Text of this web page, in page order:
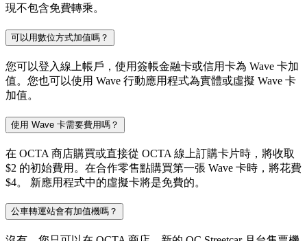
現不包含免費轉乘。
可以用數位方式加值嗎？
您可以登入線上帳戶，使用簽帳金融卡或信用卡為 Wave 卡加
值。您也可以使用 Wave 行動應用程式為實體或虛擬 Wave 卡
加值。
使用 Wave 卡需要費用嗎？
在 OCTA 商店購買或直接從 OCTA 線上訂購卡片時，將收取
$2 的初始費用。在合作零售點購買第一張 Wave 卡時，將花費
$4。 新應用程式中的虛擬卡將是免費的。
公車轉運站會有加值機嗎？